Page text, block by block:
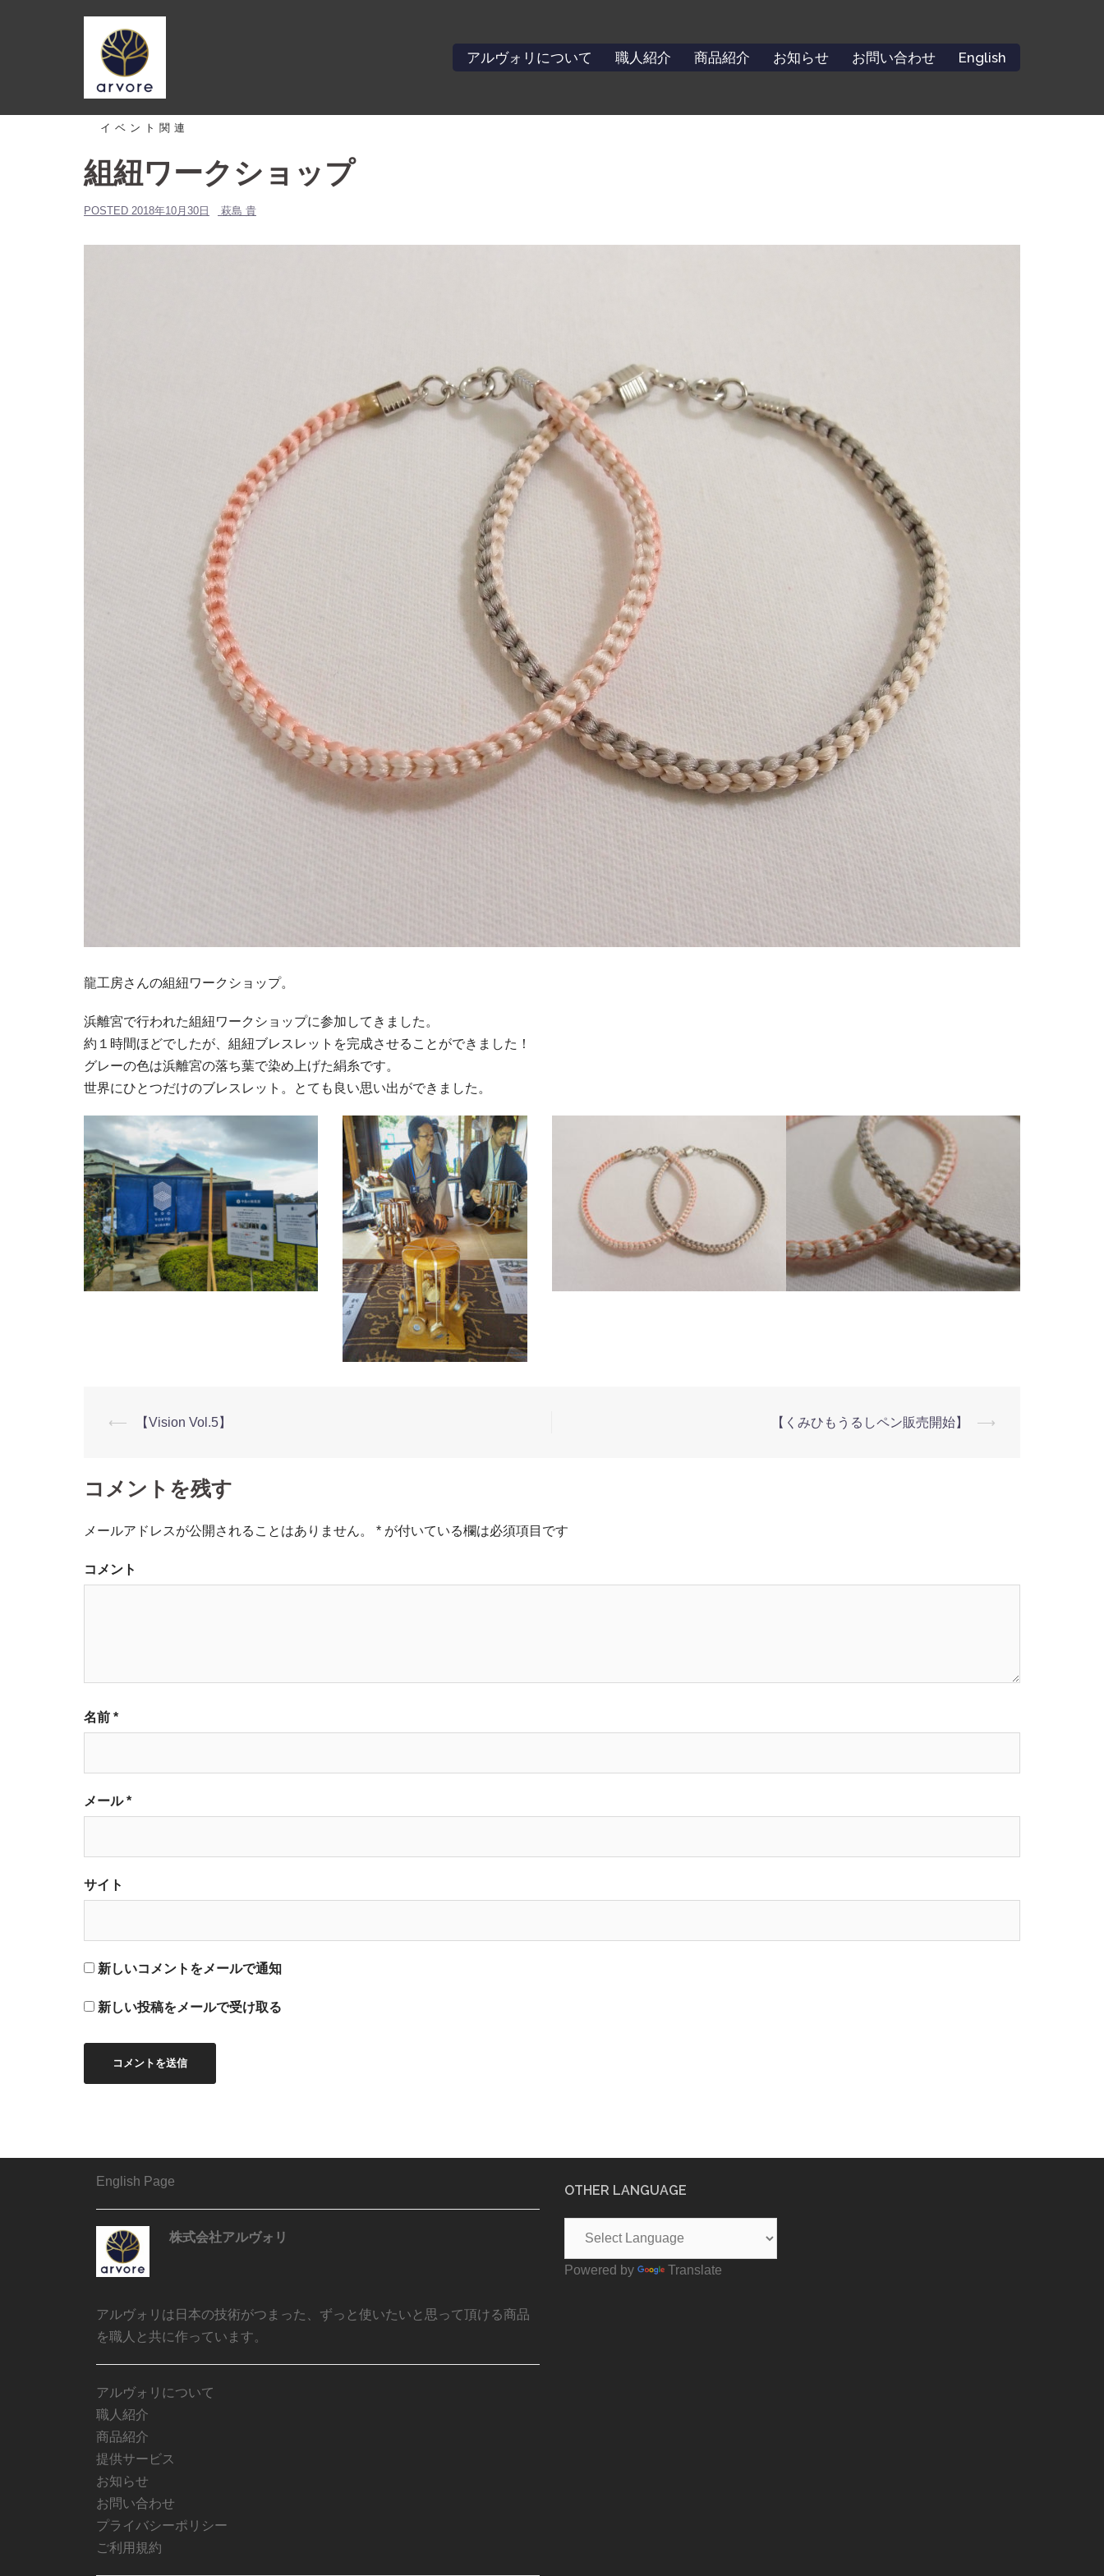
アルヴォリについて 職人紹介 商品紹介 お知らせ お問い合わせ English
イベント関連
組紐ワークショップ
POSTED 2018年10月30日 萩島 貴
龍工房さんの組紐ワークショップ。
浜離宮で行われた組紐ワークショップに参加してきました。
約１時間ほどでしたが、組紐ブレスレットを完成させることができました！
グレーの色は浜離宮の落ち葉で染め上げた絹糸です。
世界にひとつだけのブレスレット。とても良い思い出ができました。
投
ナ
ビ
ゲ
ョ
ン
⟵ 【Vision Vol.5】 【くみひもうるしペン販売開始】 ⟶
コメントを残す
メールアドレスが公開されることはありません。 * が付いている欄は必須項目です
コメント
名前 *
メール*
サイト
新しいコメントをメールで通知
新しい投稿をメールで受け取る
English Page
株式会社アルヴォリ
アルヴォリは日本の技術がつまった、ずっと使いたいと思って頂ける商品
を職人と共に作っています。
アルヴォリについて
職人紹介
商品紹介
提供サービス
お知らせ
お問い合わせ
プライバシーポリシー
ご利用規約
OTHER LANGUAGE
Powered by Translate